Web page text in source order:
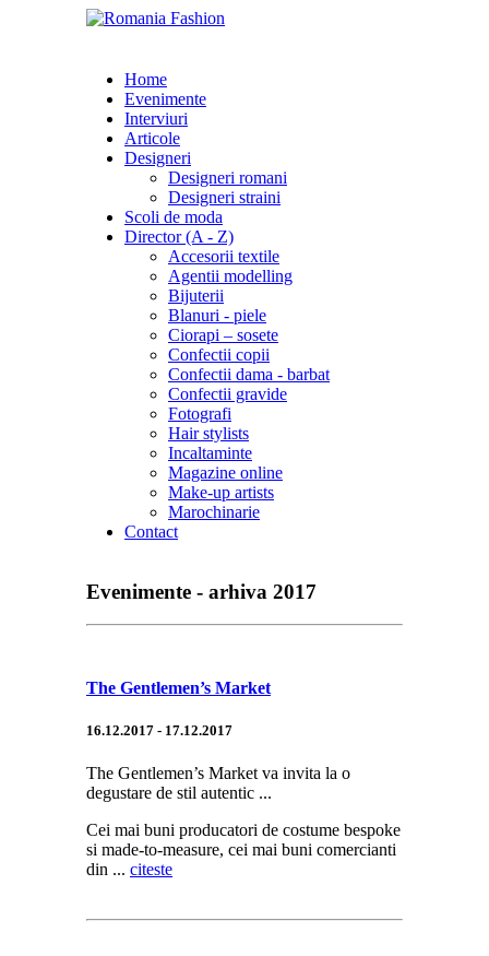
Home
Evenimente
Interviuri
Articole
Designeri
Designeri romani
Designeri straini
Scoli de moda
Director (A - Z)
Accesorii textile
Agentii modelling
Bijuterii
Blanuri - piele
Ciorapi – sosete
Confectii copii
Confectii dama - barbat
Confectii gravide
Fotografi
Hair stylists
Incaltaminte
Magazine online
Make-up artists
Marochinarie
Contact
Evenimente - arhiva 2017
The Gentlemen’s Market
16.12.2017 - 17.12.2017
The Gentlemen’s Market va invita la o
degustare de stil autentic ...
Cei mai buni producatori de costume bespoke
si made-to-measure, cei mai buni comercianti
din ... citeste